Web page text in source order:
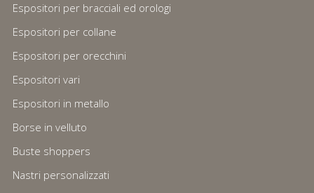
Espositori per bracciali ed orologi
Espositori per collane
Espositori per orecchini
Espositori vari
Espositori in metallo
Borse in velluto
Buste shoppers
Nastri personalizzati